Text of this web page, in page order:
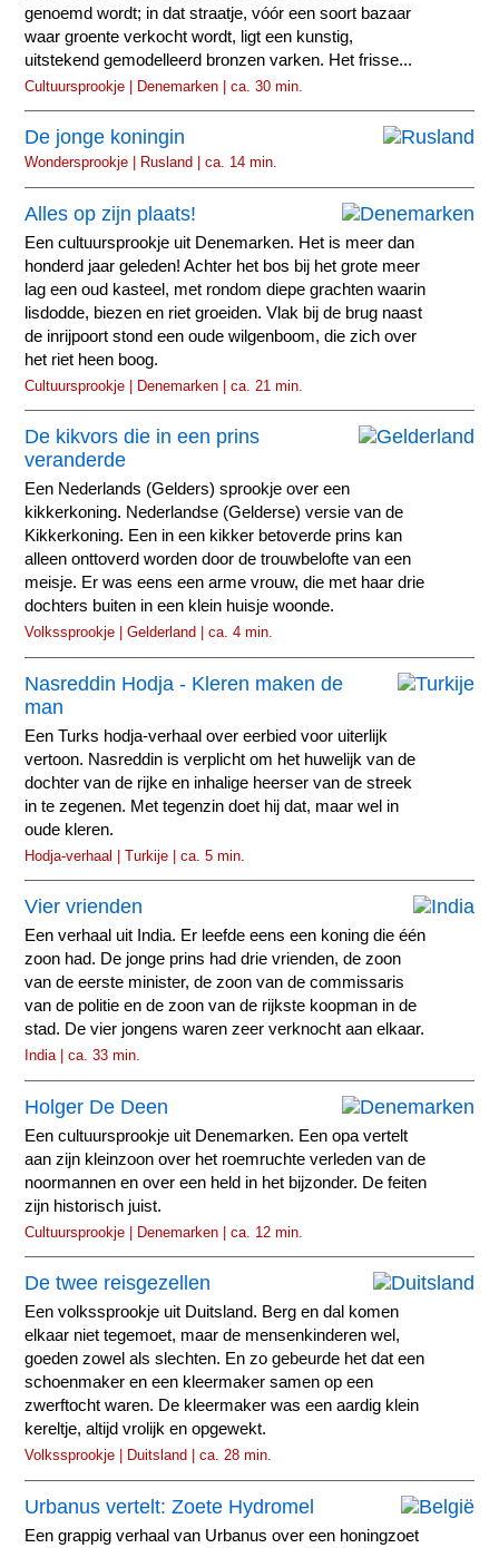
genoemd wordt; in dat straatje, vóór een soort bazaar
waar groente verkocht wordt, ligt een kunstig,
uitstekend gemodelleerd bronzen varken. Het frisse...
Cultuursprookje | Denemarken | ca. 30 min.
De jonge koningin
Wondersprookje | Rusland | ca. 14 min.
Alles op zijn plaats!
Een cultuursprookje uit Denemarken. Het is meer dan
honderd jaar geleden! Achter het bos bij het grote meer
lag een oud kasteel, met rondom diepe grachten waarin
lisdodde, biezen en riet groeiden. Vlak bij de brug naast
de inrijpoort stond een oude wilgenboom, die zich over
het riet heen boog.
Cultuursprookje | Denemarken | ca. 21 min.
De kikvors die in een prins
veranderde
Een Nederlands (Gelders) sprookje over een
kikkerkoning. Nederlandse (Gelderse) versie van de
Kikkerkoning. Een in een kikker betoverde prins kan
alleen onttoverd worden door de trouwbelofte van een
meisje. Er was eens een arme vrouw, die met haar drie
dochters buiten in een klein huisje woonde.
Volkssprookje | Gelderland | ca. 4 min.
Nasreddin Hodja - Kleren maken de
man
Een Turks hodja-verhaal over eerbied voor uiterlijk
vertoon. Nasreddin is verplicht om het huwelijk van de
dochter van de rijke en inhalige heerser van de streek
in te zegenen. Met tegenzin doet hij dat, maar wel in
oude kleren.
Hodja-verhaal | Turkije | ca. 5 min.
Vier vrienden
Een verhaal uit India. Er leefde eens een koning die één
zoon had. De jonge prins had drie vrienden, de zoon
van de eerste minister, de zoon van de commissaris
van de politie en de zoon van de rijkste koopman in de
stad. De vier jongens waren zeer verknocht aan elkaar.
India | ca. 33 min.
Holger De Deen
Een cultuursprookje uit Denemarken. Een opa vertelt
aan zijn kleinzoon over het roemruchte verleden van de
noormannen en over een held in het bijzonder. De feiten
zijn historisch juist.
Cultuursprookje | Denemarken | ca. 12 min.
De twee reisgezellen
Een volkssprookje uit Duitsland. Berg en dal komen
elkaar niet tegemoet, maar de mensenkinderen wel,
goeden zowel als slechten. En zo gebeurde het dat een
schoenmaker en een kleermaker samen op een
zwerftocht waren. De kleermaker was een aardig klein
kereltje, altijd vrolijk en opgewekt.
Volkssprookje | Duitsland | ca. 28 min.
Urbanus vertelt: Zoete Hydromel
Een grappig verhaal van Urbanus over een honingzoet